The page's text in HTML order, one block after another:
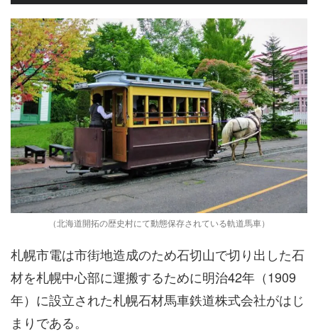
（北海道開拓の歴史村にて動態保存されている軌道馬車）
札幌市電は市街地造成のため石切山で切り出した石
材を札幌中心部に運搬するために明治42年（1909
年）に設立された札幌石材馬車鉄道株式会社がはじ
まりである。